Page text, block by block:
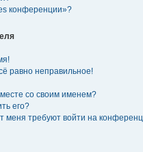
конференции»?
равно неправильное!
со своим именем?
его?
меня требуют войти на